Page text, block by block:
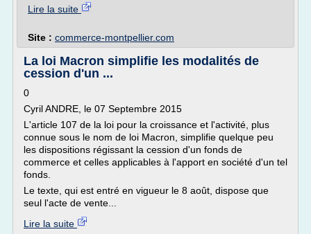
Lire la suite
Site : commerce-montpellier.com
La loi Macron simplifie les modalités de
cession d'un ...
0
Cyril ANDRE, le 07 Septembre 2015
L'article 107 de la loi pour la croissance et l'activité, plus
connue sous le nom de loi Macron, simplifie quelque peu
les dispositions régissant la cession d'un fonds de
commerce et celles applicables à l'apport en société d'un tel
fonds.
Le texte, qui est entré en vigueur le 8 août, dispose que
seul l'acte de vente...
Lire la suite